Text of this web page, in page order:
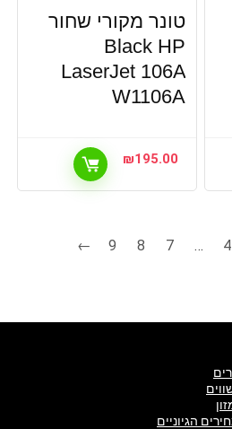
טונר מקורי שחור
Black HP
LaserJet 106A
W1106A
₪195.00
4
…
7
8
9
←